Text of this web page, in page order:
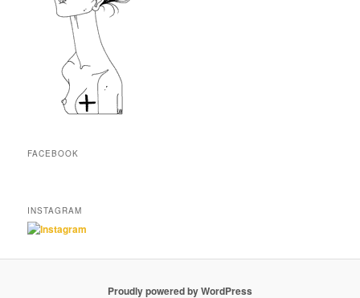
FACEBOOK
INSTAGRAM
Proudly powered by WordPress